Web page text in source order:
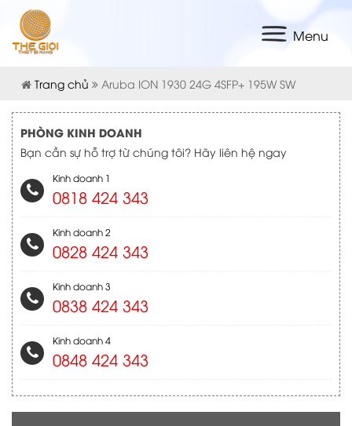
Menu
Trang chủ Aruba ION 1930 24G 4SFP+ 195W SW
PHÒNG KINH DOANH
Bạn cần sự hỗ trợ từ chúng tôi? Hãy liên hệ ngay
Kinh doanh 1
0818 424 343
Kinh doanh 2
0828 424 343
Kinh doanh 3
0838 424 343
Kinh doanh 4
0848 424 343